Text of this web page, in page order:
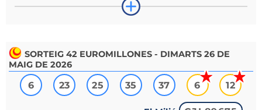
SORTEIG 42 EUROMILLONES - DIMARTS 26 DE
MAIG DE 2026
6 23 25 35 37 6 12